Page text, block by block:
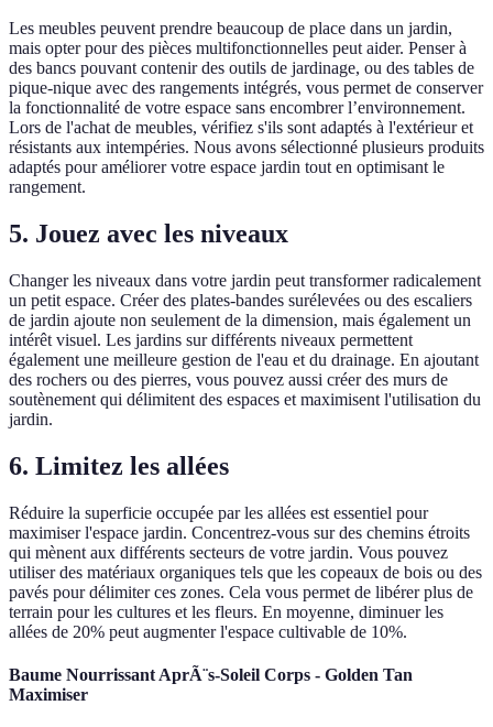
Les meubles peuvent prendre beaucoup de place dans un jardin,
mais opter pour des pièces multifonctionnelles peut aider. Penser à
des bancs pouvant contenir des outils de jardinage, ou des tables de
pique-nique avec des rangements intégrés, vous permet de conserver
la fonctionnalité de votre espace sans encombrer l’environnement.
Lors de l'achat de meubles, vérifiez s'ils sont adaptés à l'extérieur et
résistants aux intempéries. Nous avons sélectionné plusieurs produits
adaptés pour améliorer votre espace jardin tout en optimisant le
rangement.
5. Jouez avec les niveaux
Changer les niveaux dans votre jardin peut transformer radicalement
un petit espace. Créer des plates-bandes surélevées ou des escaliers
de jardin ajoute non seulement de la dimension, mais également un
intérêt visuel. Les jardins sur différents niveaux permettent
également une meilleure gestion de l'eau et du drainage. En ajoutant
des rochers ou des pierres, vous pouvez aussi créer des murs de
soutènement qui délimitent des espaces et maximisent l'utilisation du
jardin.
6. Limitez les allées
Réduire la superficie occupée par les allées est essentiel pour
maximiser l'espace jardin. Concentrez-vous sur des chemins étroits
qui mènent aux différents secteurs de votre jardin. Vous pouvez
utiliser des matériaux organiques tels que les copeaux de bois ou des
pavés pour délimiter ces zones. Cela vous permet de libérer plus de
terrain pour les cultures et les fleurs. En moyenne, diminuer les
allées de 20% peut augmenter l'espace cultivable de 10%.
Baume Nourrissant AprÃ¨s-Soleil Corps - Golden Tan
Maximiser